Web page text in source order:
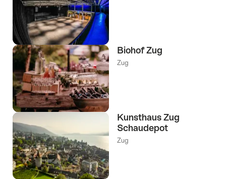
Biohof Zug
Zug
Kunsthaus Zug
Schaudepot
Zug